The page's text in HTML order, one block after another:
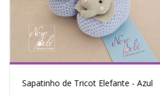
Sapatinho de Tricot Elefante - Azul